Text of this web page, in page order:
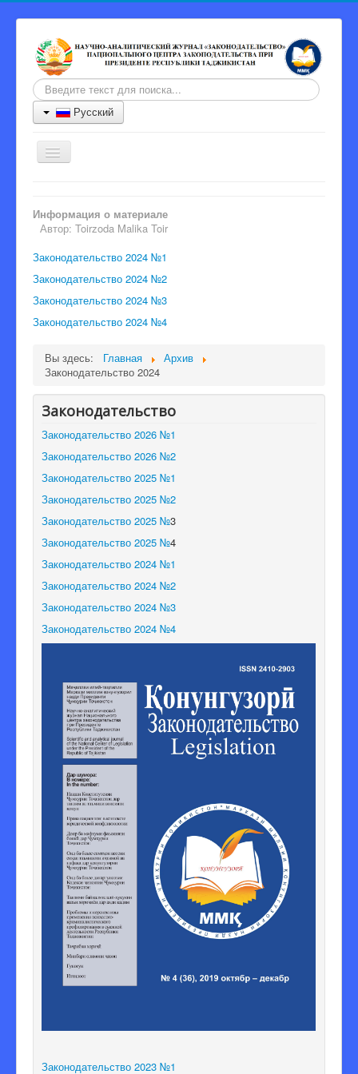
Искать...
Русский
Включить/
выключить
Журнал
Порядок рецензии
Архив
Контакты
Главный редактор
Редакционная коллегия
Информация о материале
Автор: Toirzoda Malika Toir
Законодательство 2024 №1
Законодательство 2024 №2
Законодательство 2024 №3
Законодательство 2024 №4
Вы здесь: Главная
Архив
Законодательство 2024
Законодательство
Законодательство 2026 №1
Законодательство 2026 №2
Законодательство 2025 №1
Законодательство 2025 №2
Законодательство 2025 №3
Законодательство 2025 №4
Законодательство 2024 №1
Законодательство 2024 №2
Законодательство 2024 №3
Законодательство 2024 №4
Законодательство 2023 №1